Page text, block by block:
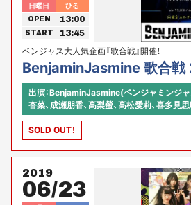
日曜日 ひる
OPEN 13:00
START 13:45
ベンジャス大人気企画『歌合戦』開催！
BenjaminJasmine 歌合
出演：BenjaminJasmine(ベンジャミンジャ
杏菜、成瀬朋香、高梨螢、高松愛莉、喜多見
SOLD OUT！
2019
06/23